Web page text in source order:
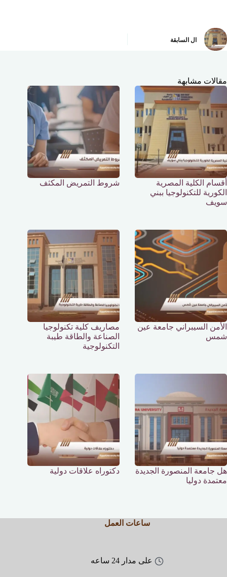
ال السابقة
مقالات مشابهة
أقسام الكلية المصرية
الكورية للتكنولوجيا ببني
سويف
شروط التمريض المكثف
الأمن السيبراني جامعة عين
شمس
مصاريف كلية تكنولوجيا
الصناعة والطاقة طيبة
التكنولوجية
هل جامعة المنصورة الجديدة
معتمدة دوليا
دكتوراه علاقات دولية
ساعات العمل
على مدار 24 ساعه